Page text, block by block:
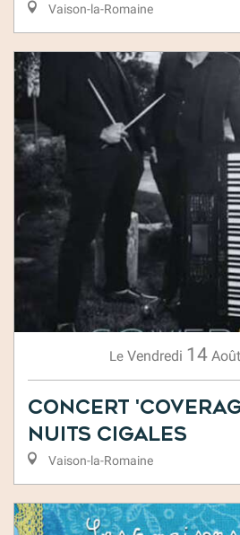
Vaison-la-Romaine
Le Vendredi 14 Août
Concert
Nuits Cigales
Vaison-la-Romaine